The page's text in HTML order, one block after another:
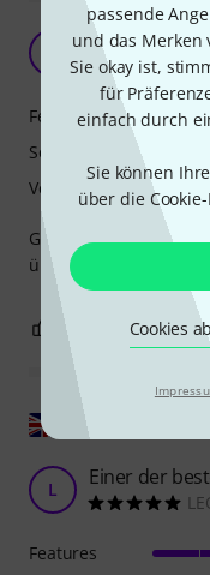
passende
und das Merken
Sie okay ist,
für
einfach durch
Sie können
über die
Cookies
Sehr nice
Ging nur Retour, weil
überfordert hat.
Features
Sound
Verarbeitung
0
L Einer der
Features